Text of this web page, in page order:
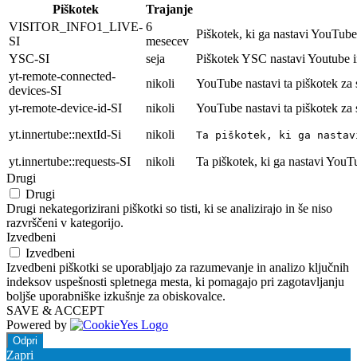
Piškotek
Trajanje
VISITOR_INFO1_LIVE-
SI
6
mesecev
Piškotek, ki ga nastavi
YSC-SI
seja
Piškotek YSC nastavi Youtube
yt-remote-connected-
devices-SI
nikoli
YouTube nastavi ta piškotek
yt-remote-device-id-SI
nikoli
YouTube nastavi ta piškotek
yt.innertube::nextId-Si
nikoli Ta piškotek, ki ga
yt.innertube::requests-SI nikoli
Ta piškotek, ki ga nastavi
Drugi
Drugi
Drugi nekategorizirani piškotki so tisti, ki se analizirajo in še niso
razvrščeni v kategorijo.
Izvedbeni
Izvedbeni
Izvedbeni piškotki se uporabljajo za razumevanje in analizo ključnih
indeksov uspešnosti spletnega mesta, ki pomagajo pri zagotavljanju
boljše uporabniške izkušnje za obiskovalce.
SAVE & ACCEPT
Powered by
Odpri
Zapri